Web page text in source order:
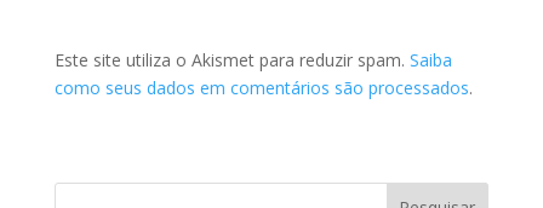
Este site utiliza o Akismet para reduzir spam. Saiba
como seus dados em comentários são processados.